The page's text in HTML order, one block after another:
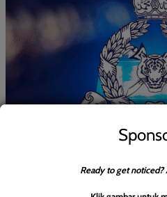
Ready to get noticed?